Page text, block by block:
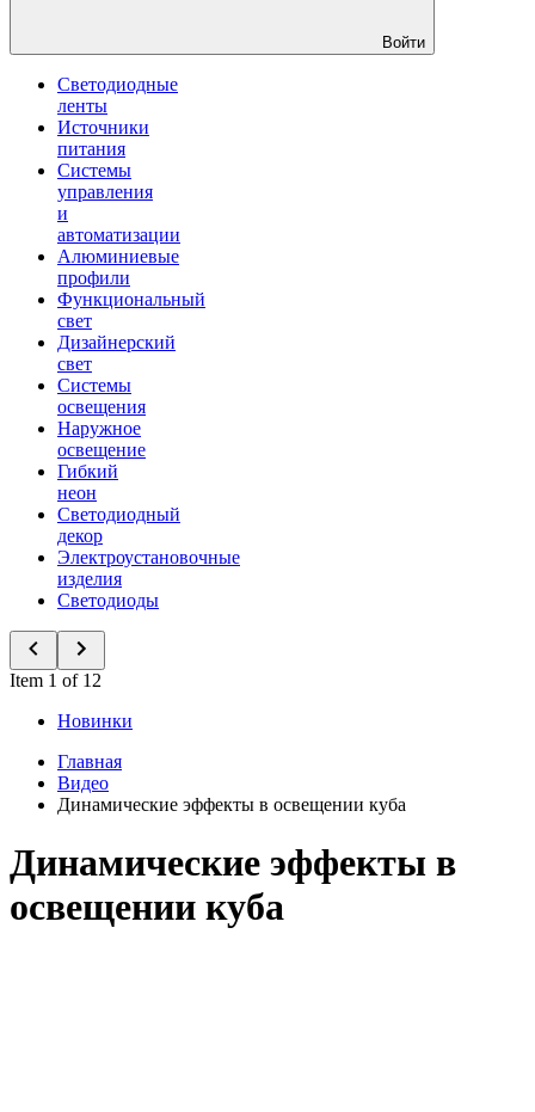
Войти
Светодиодные
ленты
Источники
питания
Системы
управления
и
автоматизации
Алюминиевые
профили
Функциональный
свет
Дизайнерский
свет
Системы
освещения
Наружное
освещение
Гибкий
неон
Светодиодный
декор
Электроустановочные
изделия
Светодиоды
Item 1 of 12
Новинки
Главная
Видео
Динамические эффекты в освещении куба
Динамические эффекты в
освещении куба